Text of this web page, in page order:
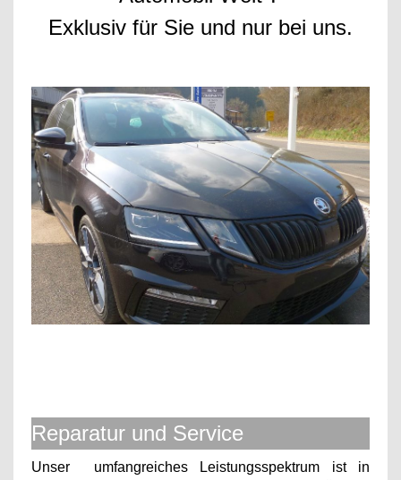
Exklusiv für Sie und nur bei uns.
Reparatur und Service
Unser umfangreiches Leistungsspektrum ist in